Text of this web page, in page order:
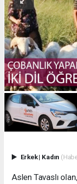
Erkek| Kadın
Aslen Tavaslı